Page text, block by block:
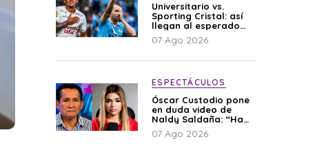
Universitario vs.
Sporting Cristal: así
llegan al esperado
duelo
07 Ago 2026
ESPECTÁCULOS
Óscar Custodio pone
en duda video de
Naldy Saldaña: “Hay
cosas que de repente
se han editado”
07 Ago 2026